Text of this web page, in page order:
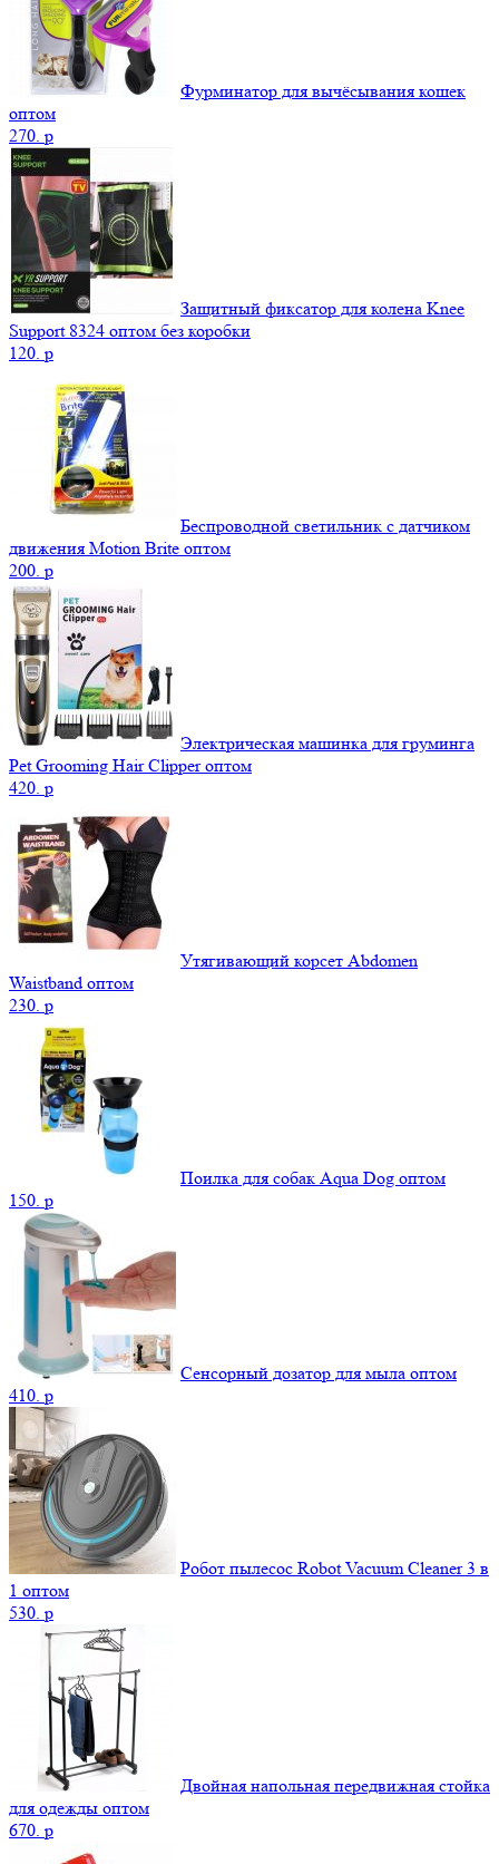
Фурминатор для вычёсывания кошек
оптом
270. p
Защитный фиксатор для колена Knee
Support 8324 оптом без коробки
120. p
Беспроводной светильник с датчиком
движения Motion Brite оптом
200. p
Электрическая машинка для груминга
Pet Grooming Hair Clipper оптом
420. p
Утягивающий корсет Abdomen
Waistband оптом
230. p
Поилка для собак Aqua Dog оптом
150. p
Сенсорный дозатор для мыла оптом
410. p
Робот пылесос Robot Vacuum Cleaner 3 в
1 оптом
530. p
Двойная напольная передвижная стойка
для одежды оптом
670. p